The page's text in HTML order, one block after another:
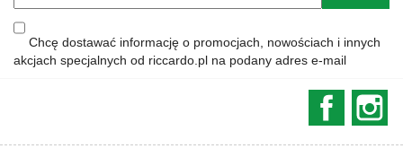
Chcę dostawać informację o promocjach, nowościach i innych
akcjach specjalnych od riccardo.pl na podany adres e-mail